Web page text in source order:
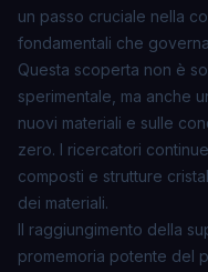
un passo cruciale nella
fondamentali che
Questa scoperta non è
sperimentale, ma anche
nuovi materiali e sulle
zero. I ricercatori
composti e strutture
dei materiali.
Il raggiungimento della
promemoria potente del